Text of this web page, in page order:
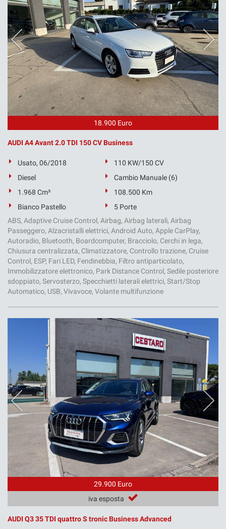
18.900 Euro
AUDI A4 Avant 2.0 TDI 150 CV Business
Usato, 06/2018
110 KW/150 CV
Diesel
Cambio Manuale (6)
1.968 Cm³
108.500 Km
Bianco Pastello
5 Porte
ABS, Adaptive Cruise Control, Airbag, Airbag laterali, Airbag
Passeggero, Alzacristalli elettrici, Android Auto, Apple CarPlay,
Autoradio, Bluetooth, Boardcomputer, Bracciolo, Cerchi in lega,
Chiusura centralizzata, Climatizzatore, Controllo trazione, Cruise
Control, ESP, Fari LED, Fendinebbia, Filtro antiparticolato,
Immobilizzatore elettronico, Park Distance Control, Sedile posteriore
sdoppiato, Servosterzo, Specchietti laterali elettrici, Start/Stop
Automatico, USB, Vivavoce, Volante multifunzione
29.900 Euro
iva esposta
AUDI Q3 35 TDI quattro S tronic Business Advanced